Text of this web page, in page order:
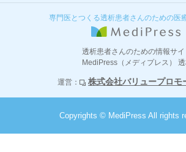
専門医とつくる透析患者さんのための医
透析患者さんのための情報サイ
MediPress（メディプレス）
運営： 株式会社バリュープロモ
Copyrights © MediPress All rights